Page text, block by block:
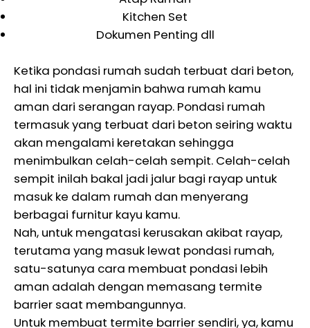
Kitchen Set
Dokumen Penting dll
Ketika pondasi rumah sudah terbuat dari beton,
hal ini tidak menjamin bahwa rumah kamu
aman dari serangan rayap. Pondasi rumah
termasuk yang terbuat dari beton seiring waktu
akan mengalami keretakan sehingga
menimbulkan celah-celah sempit. Celah-celah
sempit inilah bakal jadi jalur bagi rayap untuk
masuk ke dalam rumah dan menyerang
berbagai furnitur kayu kamu.
Nah, untuk mengatasi kerusakan akibat rayap,
terutama yang masuk lewat pondasi rumah,
satu-satunya cara membuat pondasi lebih
aman adalah dengan memasang termite
barrier saat membangunnya.
Untuk membuat termite barrier sendiri, ya, kamu